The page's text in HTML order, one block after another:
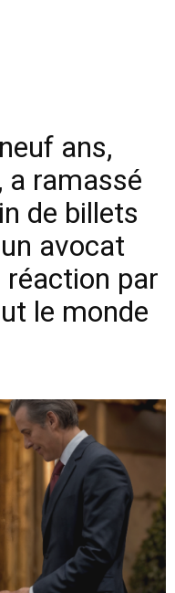
ans,
a ramassé
de billets
avocat
par
le monde